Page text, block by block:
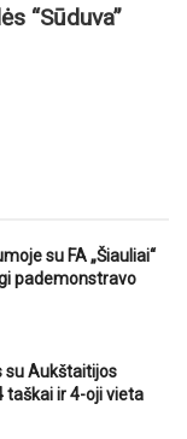
“Sūduva”
su FA „Šiauliai“
pademonstravo
su Aukštaitijos
taškai ir 4-oji vieta